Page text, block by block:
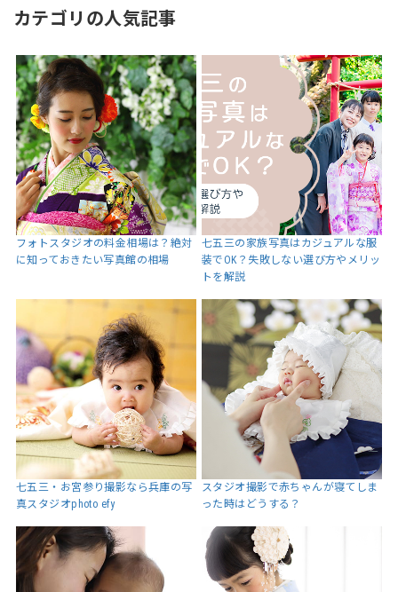
カテゴリの人気記事
フォトスタジオの料金相場は？絶対
に知っておきたい写真館の相場
七五三の家族写真はカジュアルな服
装でOK？失敗しない選び方やメリッ
トを解説
七五三・お宮参り撮影なら兵庫の写
真スタジオphoto efy
スタジオ撮影で赤ちゃんが寝てしま
った時はどうする？